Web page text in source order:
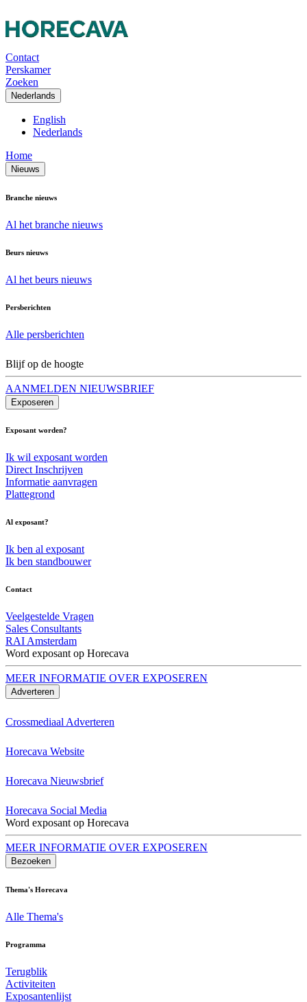
Contact
Perskamer
Zoeken
Nederlands
English
Nederlands
Home
Nieuws
Branche nieuws
Al het branche nieuws
Beurs nieuws
Al het beurs nieuws
Persberichten
Alle persberichten
Blijf op de hoogte
AANMELDEN NIEUWSBRIEF
Exposeren
Exposant worden?
Ik wil exposant worden
Direct Inschrijven
Informatie aanvragen
Plattegrond
Al exposant?
Ik ben al exposant
Ik ben standbouwer
Contact
Veelgestelde Vragen
Sales Consultants
RAI Amsterdam
Word exposant op Horecava
MEER INFORMATIE OVER EXPOSEREN
Adverteren
Crossmediaal Adverteren
Horecava Website
Horecava Nieuwsbrief
Horecava Social Media
Word exposant op Horecava
MEER INFORMATIE OVER EXPOSEREN
Bezoeken
Thema's Horecava
Alle Thema's
Programma
Terugblik
Activiteiten
Exposantenlijst